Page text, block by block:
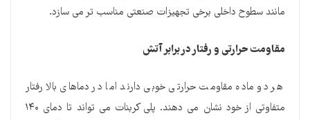
مانند سطوح داخلی برخی تجهیزات صنعتی مناسب تر می سازد.
مقاومت حرارتی و رفتار در برابر آتش
هر دو ماده مقاومت حرارتی خوبی دارند اما در دماهای بالا رفتار
متفاوتی از خود نشان می دهند. پلی کربنات می تواند تا دمای ۱۴۰